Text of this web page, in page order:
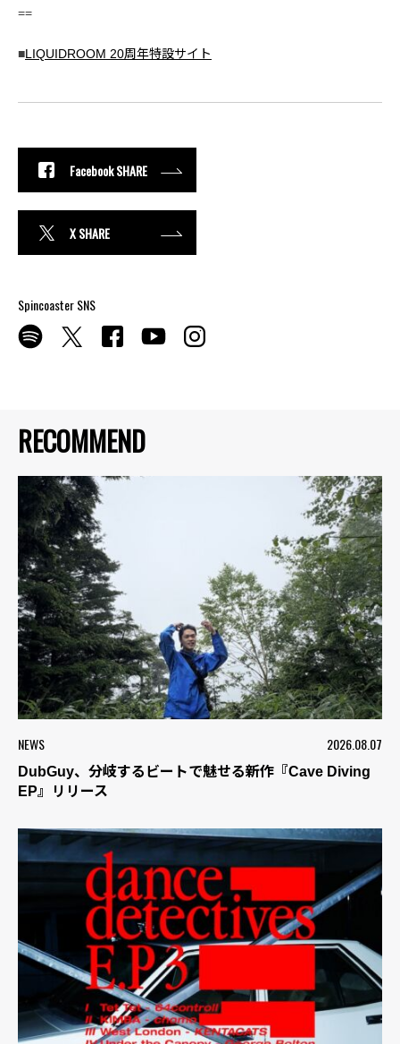
RECOMMEND
NEWS 2026.08.07
DubGuy、分岐するビートで魅せる新作『Cave Diving
EP』リリース
==
■LIQUIDROOM 20周年特設サイト
Facebook SHARE
X SHARE
Spincoaster SNS